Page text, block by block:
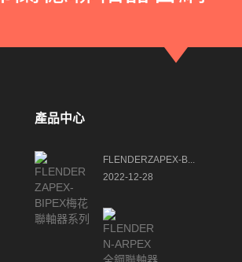
產品中心
FLENDERZAPEX-B...
2022-12-28